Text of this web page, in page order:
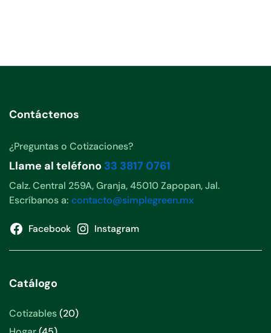
Contáctenos
¿Preguntas o Cotizaciones?
Llame al teléfono 33 3817 0761
Calz. Central 259A, Granja, 45010 Zapopan, Jal.
Escríbanos a: contacto@simplegreen.mx
Facebook Instagram
Catálogo
Cotizables 2020